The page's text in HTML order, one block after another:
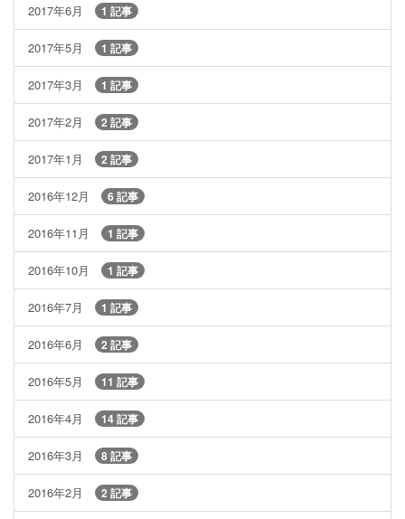
2017年6月 1 記事
2017年5月 1 記事
2017年3月 1 記事
2017年2月 2 記事
2017年1月 2 記事
2016年12月 6 記事
2016年11月 1 記事
2016年10月 1 記事
2016年7月 1 記事
2016年6月 2 記事
2016年5月 11 記事
2016年4月 14 記事
2016年3月 8 記事
2016年2月 2 記事